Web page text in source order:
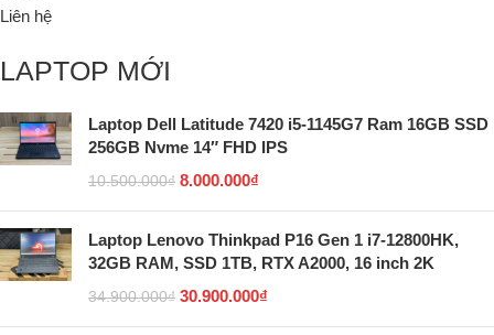
Liên hệ
LAPTOP MỚI
Laptop Dell Latitude 7420 i5-1145G7 Ram 16GB SSD
256GB Nvme 14″ FHD IPS
10.500.000₫ 8.000.000₫
Laptop Lenovo Thinkpad P16 Gen 1 i7-12800HK,
32GB RAM, SSD 1TB, RTX A2000, 16 inch 2K
34.900.000₫ 30.900.000₫